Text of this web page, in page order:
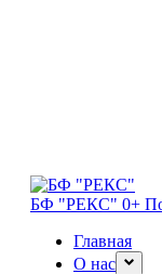
БФ "РЕКС" 0+
Главная
О нас